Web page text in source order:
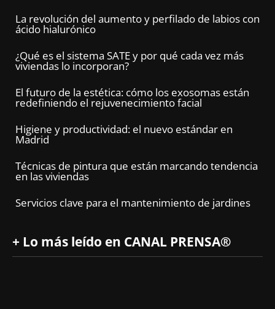
La revolución del aumento y perfilado de labios con
ácido hialurónico
¿Qué es el sistema SATE y por qué cada vez más
viviendas lo incorporan?
El futuro de la estética: cómo los exosomas están
redefiniendo el rejuvenecimiento facial
Higiene y productividad: el nuevo estándar en
Madrid
Técnicas de pintura que están marcando tendencia
en las viviendas
Servicios clave para el mantenimiento de jardines
+ Lo más leído en CANAL PRENSA®